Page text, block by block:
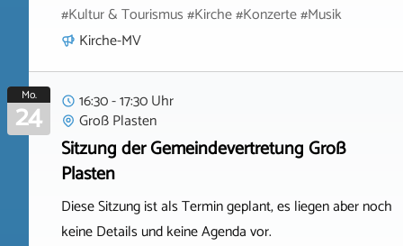
#Kultur & Tourismus #Kirche #Konzerte #Musik
Kirche-MV
Mo.
24
16:30 - 17:30 Uhr
Groß Plasten
Sitzung der Gemeindevertretung Groß
Plasten
Diese Sitzung ist als Termin geplant, es liegen aber noch
keine Details und keine Agenda vor.